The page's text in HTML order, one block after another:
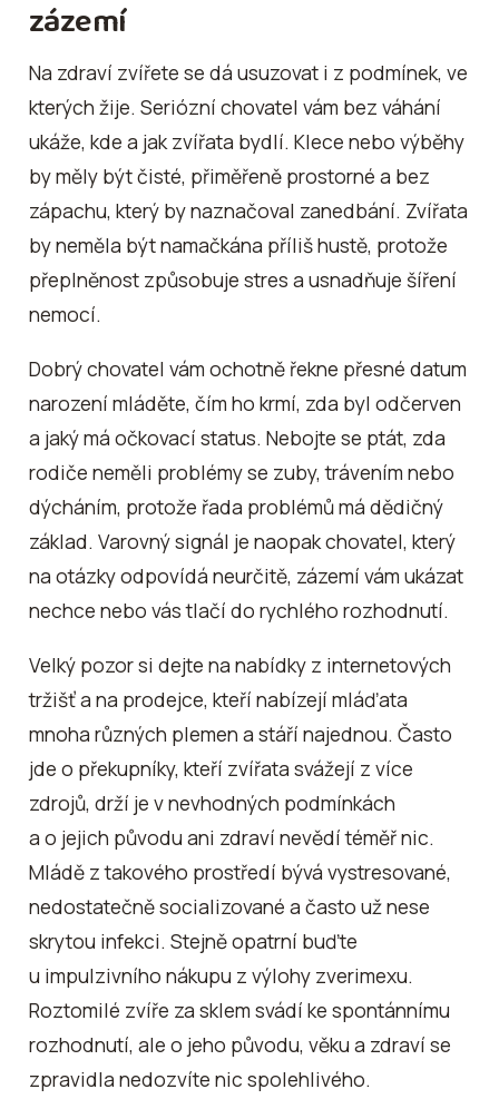
zázemí
Na zdraví zvířete se dá usuzovat i z podmínek, ve
kterých žije. Seriózní chovatel vám bez váhání
ukáže, kde a jak zvířata bydlí. Klece nebo výběhy
by měly být čisté, přiměřeně prostorné a bez
zápachu, který by naznačoval zanedbání. Zvířata
by neměla být namačkána příliš hustě, protože
přeplněnost způsobuje stres a usnadňuje šíření
nemocí.
Dobrý chovatel vám ochotně řekne přesné datum
narození mláděte, čím ho krmí, zda byl odčerven
a jaký má očkovací status. Nebojte se ptát, zda
rodiče neměli problémy se zuby, trávením nebo
dýcháním, protože řada problémů má dědičný
základ. Varovný signál je naopak chovatel, který
na otázky odpovídá neurčitě, zázemí vám ukázat
nechce nebo vás tlačí do rychlého rozhodnutí.
Velký pozor si dejte na nabídky z internetových
tržišť a na prodejce, kteří nabízejí mláďata
mnoha různých plemen a stáří najednou. Často
jde o překupníky, kteří zvířata svážejí z více
zdrojů, drží je v nevhodných podmínkách
a o jejich původu ani zdraví nevědí téměř nic.
Mládě z takového prostředí bývá vystresované,
nedostatečně socializované a často už nese
skrytou infekci. Stejně opatrní buďte
u impulzivního nákupu z výlohy zverimexu.
Roztomilé zvíře za sklem svádí ke spontánnímu
rozhodnutí, ale o jeho původu, věku a zdraví se
zpravidla nedozvíte nic spolehlivého.